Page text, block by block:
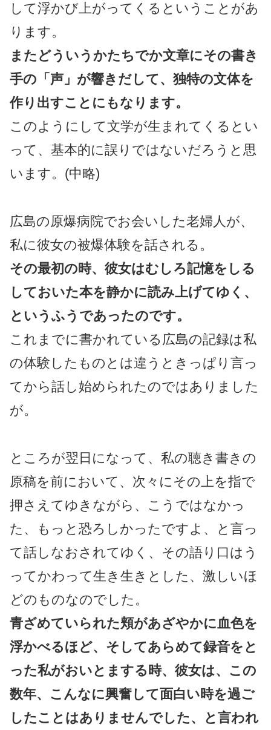
して浮かび上がってくるということがあ
ります。
またどういうかたちでか文章にその書き
手の「声」が響きだして、独特の文体を
作り出すことにもなります。
このようにして文学が生まれてくるとい
って、基本的に誤りではないだろうと思
います。(中略)
広島の原爆病院でお会いした老婦人が、
私に彼女の被爆体験を話される。
その最初の時、彼女はむしろ記憶をしる
しておいた本を静かに読み上げてゆく、
というふうであったのです。
これまでに書かれている広島の記録は私
の体験したものとは違うときっぱり言っ
てから話し始められたのではありました
が。
ところが翌日になって、私の聴き書きの
原稿を前において、次々にその上を指で
押さえてゆきながら、こうではなかっ
た、もっと恐ろしかったですよ、と言っ
て話しなおされてゆく、その語り口はう
ってかわって生き生きとした、激しいほ
どのものなのでした。
青ざめていられた頬があざやかに血色を
浮かべるほど、そしてあらめて録音をと
った私がおいとまする時、彼女は、この
数年、こんなに興奮して面白い時を過ご
したことはありませんでした、と言われ